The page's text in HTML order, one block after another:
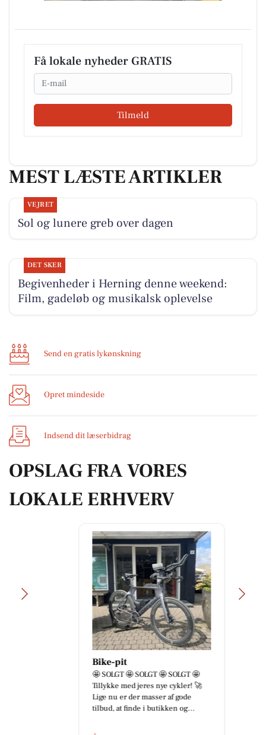
Få lokale nyheder GRATIS
Email
Tilmeld
MEST LÆSTE ARTIKLER
VEJRET
Sol og lunere greb over dagen
DET SKER
Begivenheder i Herning denne weekend:
Film, gadeløb og musikalsk oplevelse
Send en gratis lykønskning
Opret mindeside
Indsend dit læserbidrag
OPSLAG FRA VORES
LOKALE ERHVERV
Bike-pit
🤩 SOLGT 🤩 SOLGT 🤩 SOLGT 🤩
Tillykke med jeres nye cykler! 🚀
Lige nu er der masser af gode
tilbud, at finde i butikken og...